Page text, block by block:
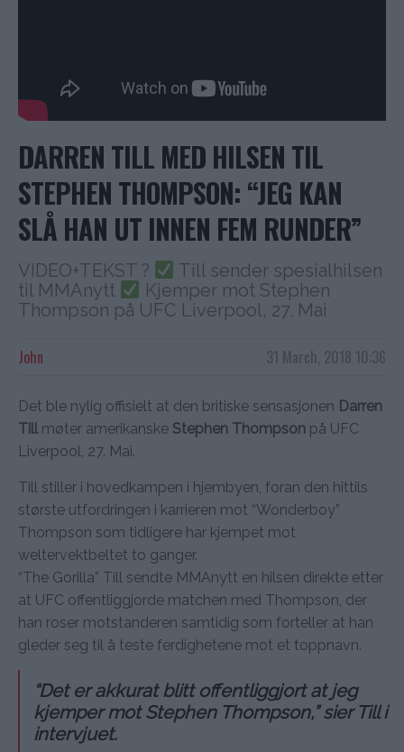
DARREN TILL MED HILSEN TIL
STEPHEN THOMPSON: “JEG KAN
SLÅ HAN UT INNEN FEM RUNDER”
VIDEO+TEKST ?
Till sender spesialhilsen
til MMAnytt
Kjemper mot Stephen
Thompson på UFC Liverpool, 27. Mai
31 March, 2018 10:36
John
Det ble nylig offisielt at den britiske sensasjonen Darren
Till møter amerikanske Stephen Thompson på UFC
Liverpool, 27. Mai.
Till stiller i hovedkampen i hjembyen, foran den hittils
største utfordringen i karrieren mot “Wonderboy”
Thompson som tidligere har kjempet mot
weltervektbeltet to ganger.
“The Gorilla” Till sendte MMAnytt en hilsen direkte etter
at UFC offentliggjorde matchen med Thompson, der
han roser motstanderen samtidig som forteller at han
gleder seg til å teste ferdighetene mot et toppnavn.
“Det er akkurat blitt offentliggjort at jeg
kjemper mot Stephen Thompson,” sier Till i
intervjuet.